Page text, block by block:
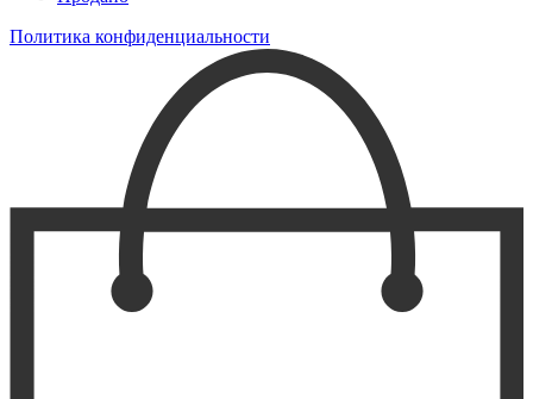
Политика конфиденциальности